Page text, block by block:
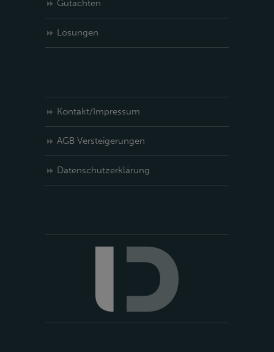
Gutachten
Lösungen
Kontakt/Impressum
AGB Versteigerungen
Datenschutzerklärung